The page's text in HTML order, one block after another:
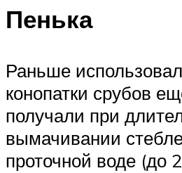
Пенька
Раньше
конопатки срубов
получали при
вымачивании
проточной воде (до